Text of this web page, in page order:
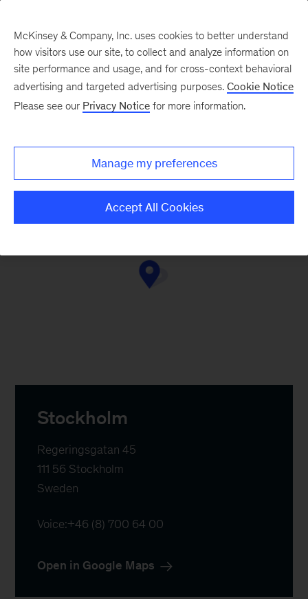
Contact Us
Stockholm Gothenburg
Stockholm
Regeringsgatan 45
111 56 Stockholm
Sweden
Voice:+46 (8) 700 64 00
Open in Google Maps
McKinsey & Company, Inc. uses cookies to better understand
how visitors use our site, to collect and analyze information on
site performance and usage, and for cross-context behavioral
advertising and targeted advertising purposes. Cookie Notice
Please see our Privacy Notice for more information.
Manage my preferences
Accept All Cookies